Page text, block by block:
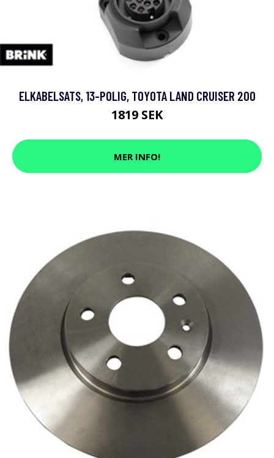
ELKABELSATS, 13-POLIG, TOYOTA LAND CRUISER 200
1819 SEK
MER INFO!